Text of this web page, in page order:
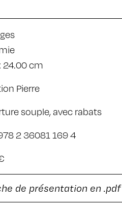
24.00 cm
Pierre
souple, avec rabats
2 36081 169 4
de présentation en .pdf